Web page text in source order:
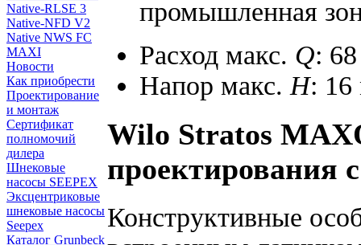
Native-RLSE 3
Native-NFD V2
Native NWS FC
MAXI
Новости
Как приобрести
Проектирование
и монтаж
Сертификат
полномочий
дилера
Шнековые
насосы SEEPEX
Эксцентриковые
шнековые насосы
Seepex
Каталог Grunbeck
промышленная
Расход макс. Q:
Напор макс. H: 16
Wilo Stratos
проектирования
Конструктивные